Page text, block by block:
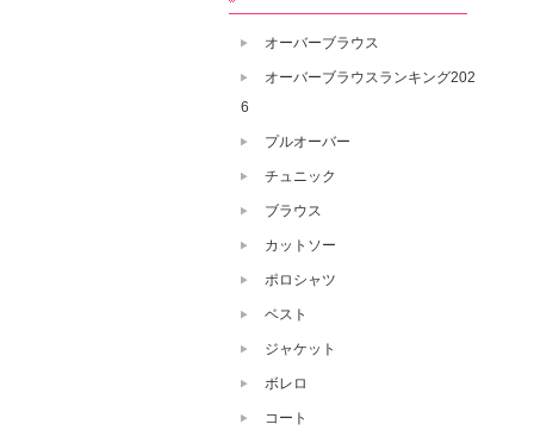
オーバーブラウス
オーバーブラウスランキング202
6
プルオーバー
チュニック
ブラウス
カットソー
ポロシャツ
ベスト
ジャケット
ボレロ
コート